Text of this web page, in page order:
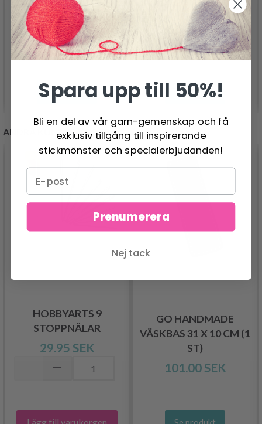
HOOOKED RIBBON XL
LUREX
225.00 SEK
Se produkt
HOOOKED ZPAGETTI
159.00 SEK
Se produkt
ANDRA KUNDER KÖPTE
HOBBYARTS 9
STOPPNÅLAR
29.95 SEK
GO HANDMADE
VÄSKBAS 31 X 10 CM (1
ST)
101.00 SEK
Spara upp till 50%!
Bli en del av vår garn-gemenskap och få
exklusiv tillgång till inspirerande
stickmönster och specialerbjudanden!
Prenumerera
Nej tack